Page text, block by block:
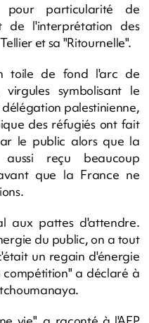
pour particularité de
de l'interprétation des
et sa "Ritournelle".
toile de fond l'arc de
symbolisant le
palestinienne,
des réfugiés ont fait
le public alors que la
reçu beaucoup
que la France ne
aux pattes d'attendre.
du public, on a tout
un regain d'énergie
a déclaré à